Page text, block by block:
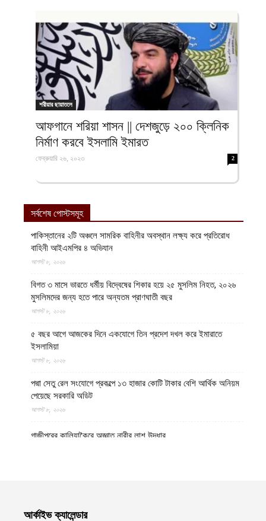
শরীয়ার ছায়াতলে
আফগানে শরিয়া শাসন || দেশজুড়ে ২০০ ক্লিনিক
নির্মাণ করবে ইসলামি ইমারত
ফেব্রুয়ারি ২৬, ২০২৩ 2
সর্বশেষ পোস্টসমূহ
পাকিস্তানের ২টি অঞ্চলে সামরিক বাহিনীর অবস্থান লক্ষ্য করে প্রতিরোধ
বাহিনী আইএমপির ৪ অভিযান
আগস্ট ৮, ২০২৬
বিগত ৩ মাসে ভারতে ধর্মীয় বিদ্বেষের শিকার হয়ে ২৫ মুসলিম নিহত, ২০২৬
মুসলিমদের জন্য হতে পারে অন্যতম প্রাণঘাতী বছর
আগস্ট ৮, ২০২৬
৫ বছর আগে আজকের দিনে একযোগে তিন প্রদেশ দখল করে ইমারাতে
ইসলামিয়া
আগস্ট ৮, ২০২৬
পদ্মা সেতু রেল সংযোগে প্রকল্পে ১৩ হাজার কোটি টাকার বেশি আর্থিক অনিয়ম
পেয়েছে সরকারি অডিট
আগস্ট ৮, ২০২৬
গাজীপুরের কালিয়াকৈরে অজ্ঞাত নারীর লাশ উদ্ধার
আর্কাইভ ক্যালেন্ডার